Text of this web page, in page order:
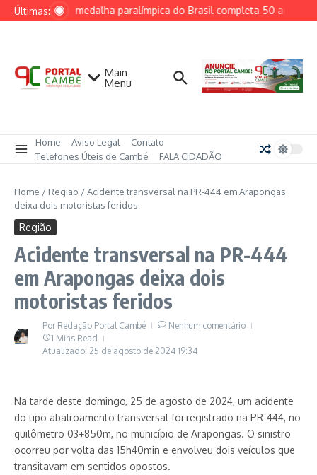
Ir para o conteúdo
Últimas:
Primeira medalha paralímpica do Brasil completa 50 anos e
Main
Menu
Home Aviso Legal
Contato
Telefones Úteis de Cambé
FALA CIDADÃO
Home / Região /Acidente transversal na PR-444 em Arapongas
deixa dois motoristas feridos
Região
Acidente transversal na PR-444
em Arapongas deixa dois
motoristas feridos
Por Redação Portal Cambé
Nenhum comentário
1 Mins Read
Atualizado: 25 de agosto de 2024 19:34
Na tarde deste domingo, 25 de agosto de 2024, um acidente
do tipo abalroamento transversal foi registrado na PR-444, no
quilômetro 03+850m, no município de Arapongas. O sinistro
ocorreu por volta das 15h40min e envolveu dois veículos que
transitavam em sentidos opostos.